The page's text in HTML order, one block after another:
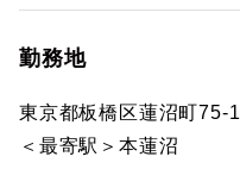
勤務地
東京都板橋区蓮沼町75-1
＜最寄駅＞本蓮沼